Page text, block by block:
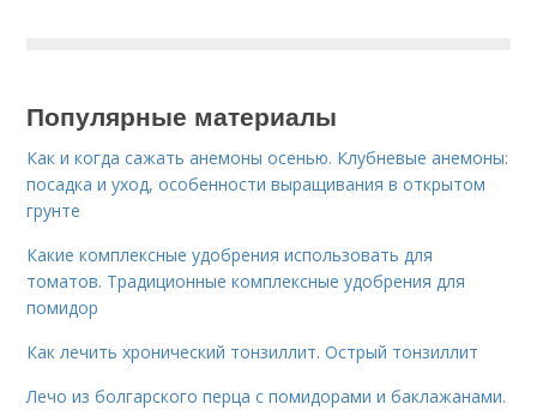
Популярные материалы
Как и когда сажать анемоны осенью. Клубневые анемоны:
посадка и уход, особенности выращивания в открытом
грунте
Какие комплексные удобрения использовать для
томатов. Традиционные комплексные удобрения для
помидор
Как лечить хронический тонзиллит. Острый тонзиллит
Лечо из болгарского перца с помидорами и баклажанами.